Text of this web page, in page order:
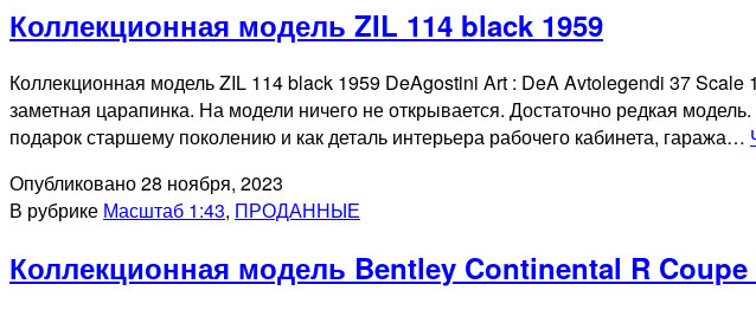
Коллекционная модель ZIL 114 black 1959
Коллекционная модель ZIL 114 black 1959 DeAgostini Art : DeA Avtolegendi 37
заметная царапинка. На модели ничего не открывается. Достаточно редкая
подарок старшему поколению и как деталь интерьера рабочего кабинета, гаража…
Опубликовано28 ноября, 2023
В рубрике Масштаб 1:43, ПРОДАННЫЕ
Коллекционная модель Bentley Continental R